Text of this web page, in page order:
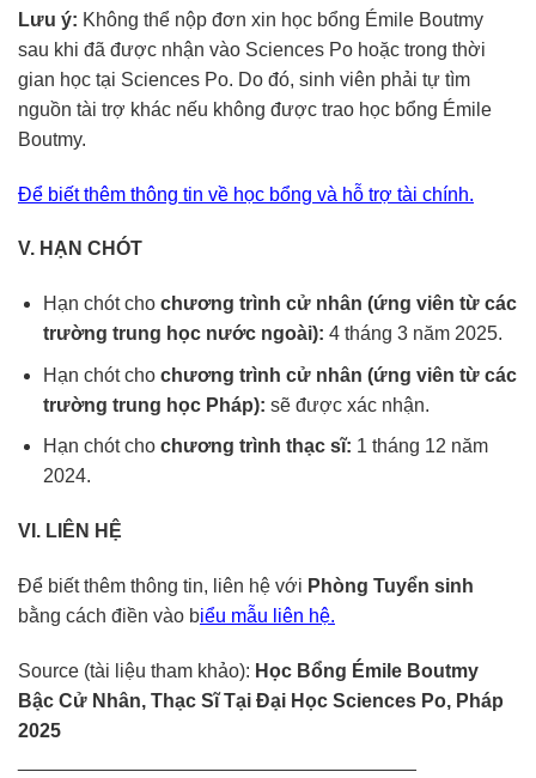
Lưu ý: Không thể nộp đơn xin học bổng Émile Boutmy
sau khi đã được nhận vào Sciences Po hoặc trong thời
gian học tại Sciences Po. Do đó, sinh viên phải tự tìm
nguồn tài trợ khác nếu không được trao học bổng Émile
Boutmy.
Để biết thêm thông tin về học bổng và hỗ trợ tài chính.
V. HẠN CHÓT
Hạn chót cho chương trình cử nhân (ứng viên từ các
trường trung học nước ngoài): 4 tháng 3 năm 2025.
Hạn chót cho chương trình cử nhân (ứng viên từ các
trường trung học Pháp): sẽ được xác nhận.
Hạn chót cho chương trình thạc sĩ: 1 tháng 12 năm
2024.
VI. LIÊN HỆ
Để biết thêm thông tin, liên hệ với Phòng Tuyển sinh
bằng cách điền vào biểu mẫu liên hệ.
Source (tài liệu tham khảo): Học Bổng Émile Boutmy
Bậc Cử Nhân, Thạc Sĩ Tại Đại Học Sciences Po, Pháp
2025